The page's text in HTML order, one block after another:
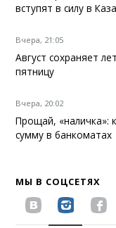
вступят в силу в
Вчера, 21:05
Август сохраняет
пятницу
Вчера, 20:02
Прощай, «наличка»:
сумму в банкоматах
МЫ В СОЦСЕТЯХ